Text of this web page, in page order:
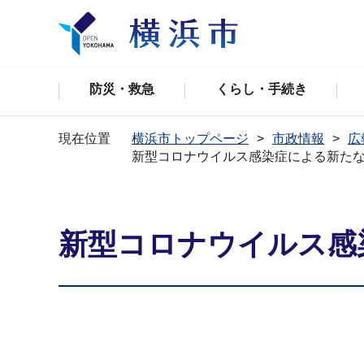
防災・救急 くらし・手続き
現在位置 横浜市トップページ 市政情報
新型コロナウイルス感染症による新た
新型コロナウイルス